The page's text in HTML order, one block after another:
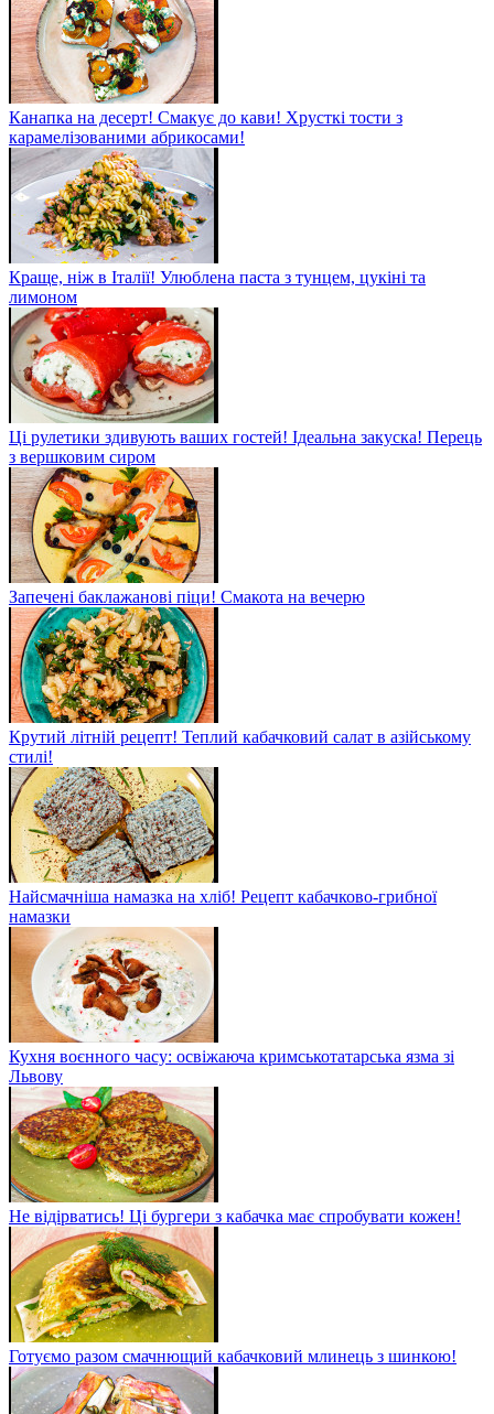
Канапка на десерт! Смакує до кави! Хрусткі тости з
карамелізованими абрикосами!
Краще, ніж в Італії! Улюблена паста з тунцем, цукіні та
лимоном
Ці рулетики здивують ваших гостей! Ідеальна закуска! Перець
з вершковим сиром
Запечені баклажанові піци! Смакота на вечерю
Крутий літній рецепт! Теплий кабачковий салат в азійському
стилі!
Найсмачніша намазка на хліб! Рецепт кабачково-грибної
намазки
Кухня воєнного часу: освіжаюча кримськотатарська язма зі
Львову
Не відірватись! Ці бургери з кабачка має спробувати кожен!
Готуємо разом смачнющий кабачковий млинець з шинкою!